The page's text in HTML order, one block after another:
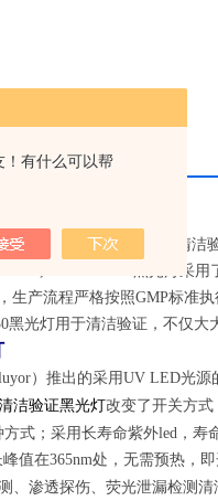
！有什么可以帮
反应釜必须进行*清洁，清洁
3130黑光灯采
产流程严格按照GMP标准
光灯用于清洁验证，不仅大
）推出的采用UV LED光源
洁验证黑光灯改变了开关方
式；采用长寿命紫外led，寿
值在365nm处，无需预热，
、渗透探伤、荧光泄漏检测清